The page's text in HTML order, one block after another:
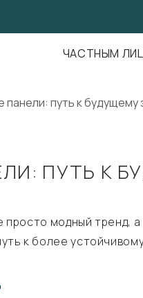
ЧАСТНЫМ
путь к будущему
ПУТЬ К
просто модный тренд,
к более